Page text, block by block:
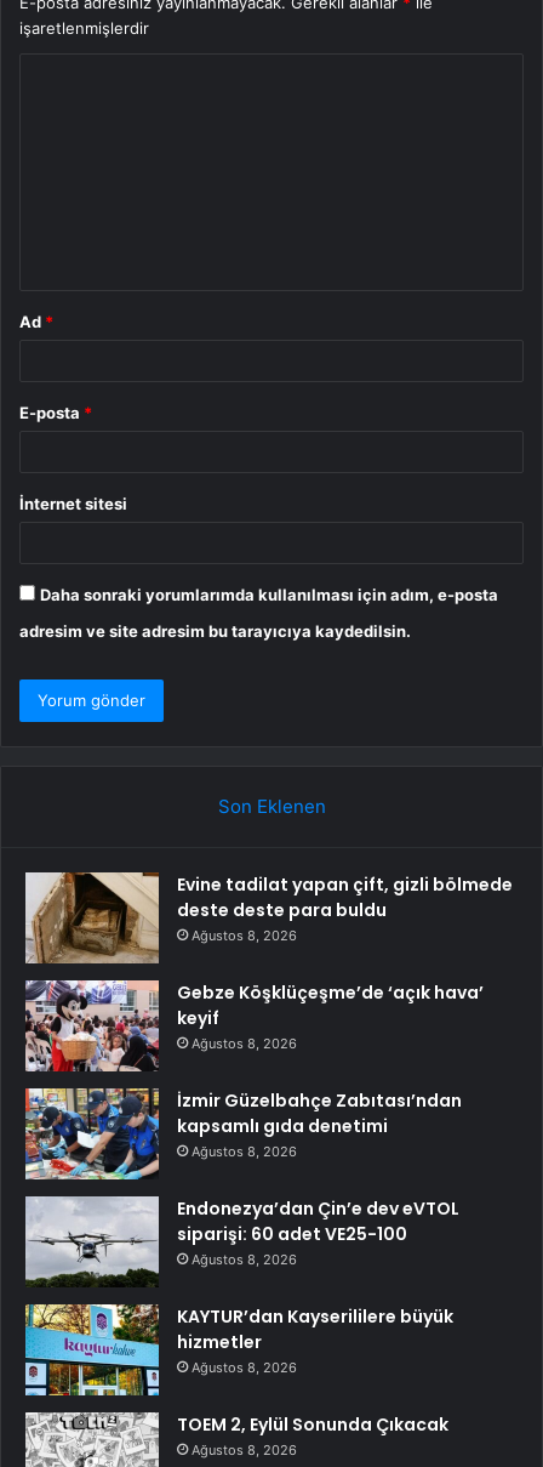
işaretlenmişlerdir
Ad *
E-posta *
İnternet sitesi
Daha sonraki yorumlarımda kullanılması için adım, e-posta
adresim ve site adresim bu tarayıcıya kaydedilsin.
Son Eklenen
Evine tadilat yapan çift, gizli bölmede
deste deste para buldu
Ağustos 8, 2026
Gebze Köşklüçeşme’de ‘açık hava’
keyif
Ağustos 8, 2026
İzmir Güzelbahçe Zabıtası’ndan
kapsamlı gıda denetimi
Ağustos 8, 2026
Endonezya’dan Çin’e dev eVTOL
siparişi: 60 adet VE25-100
Ağustos 8, 2026
KAYTUR’dan Kayserililere büyük
hizmetler
Ağustos 8, 2026
TOEM 2, Eylül Sonunda Çıkacak
Ağustos 8, 2026